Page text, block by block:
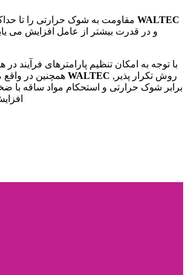
WALTEC
با توجه به امکان تنظیم پارامترهای فرآیند در
روش تکرار پذیر, WALTEC همچنین در واقع
برابر شوک حرارتی و استحکام مواد ساقه با
افزایش